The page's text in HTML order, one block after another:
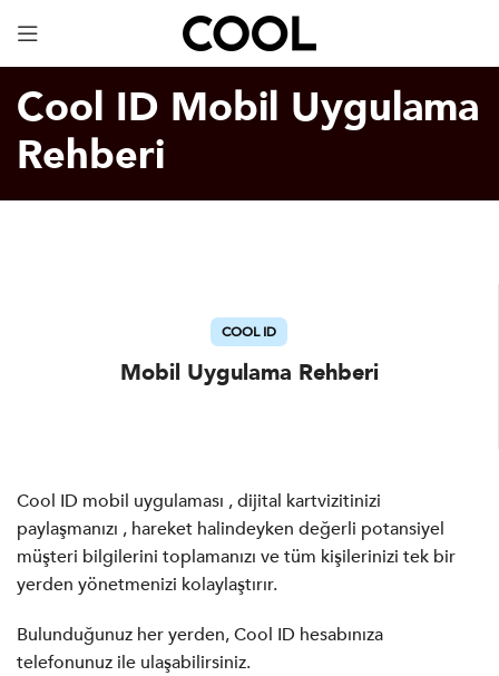
Cool ID Mobil Uygulama
Rehberi
COOL ID
Mobil Uygulama Rehberi
Cool ID mobil uygulaması , dijital kartvizitinizi
paylaşmanızı , hareket halindeyken değerli potansiyel
müşteri bilgilerini toplamanızı ve tüm kişilerinizi tek bir
yerden yönetmenizi kolaylaştırır.
Bulunduğunuz her yerden, Cool ID hesabınıza
telefonunuz ile ulaşabilirsiniz.